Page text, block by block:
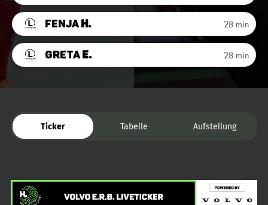
FenjaH. 28 min
GretaE. 28 min
Ticker Tabelle Aufstellung